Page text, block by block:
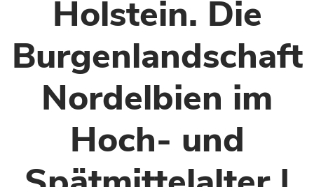
Holstein. Die
Burgenlandschaft
Nordelbien im
Hoch- und